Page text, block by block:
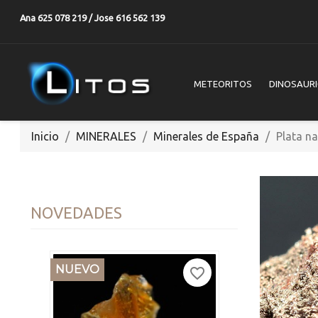
Ana 625 078 219 / Jose 616 562 139
METEORITOS
Inicio MINERALES Minerales de España Plata
NOVEDADES
NUEVO favorite_border